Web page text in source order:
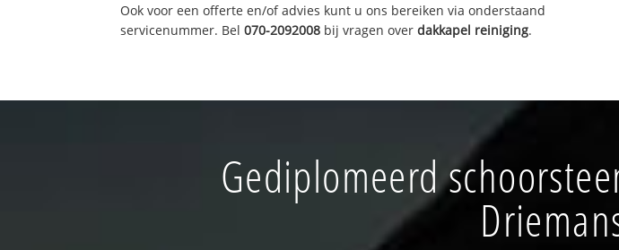
Ook voor een offerte en/of advies kunt u ons bereiken via onderstaand
servicenummer. Bel070-2092008 bij vragen overdakkapel reiniging.
Gediplomeerd